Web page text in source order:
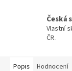
Česká
Vlastní
ČR.
Popis Hodnocení